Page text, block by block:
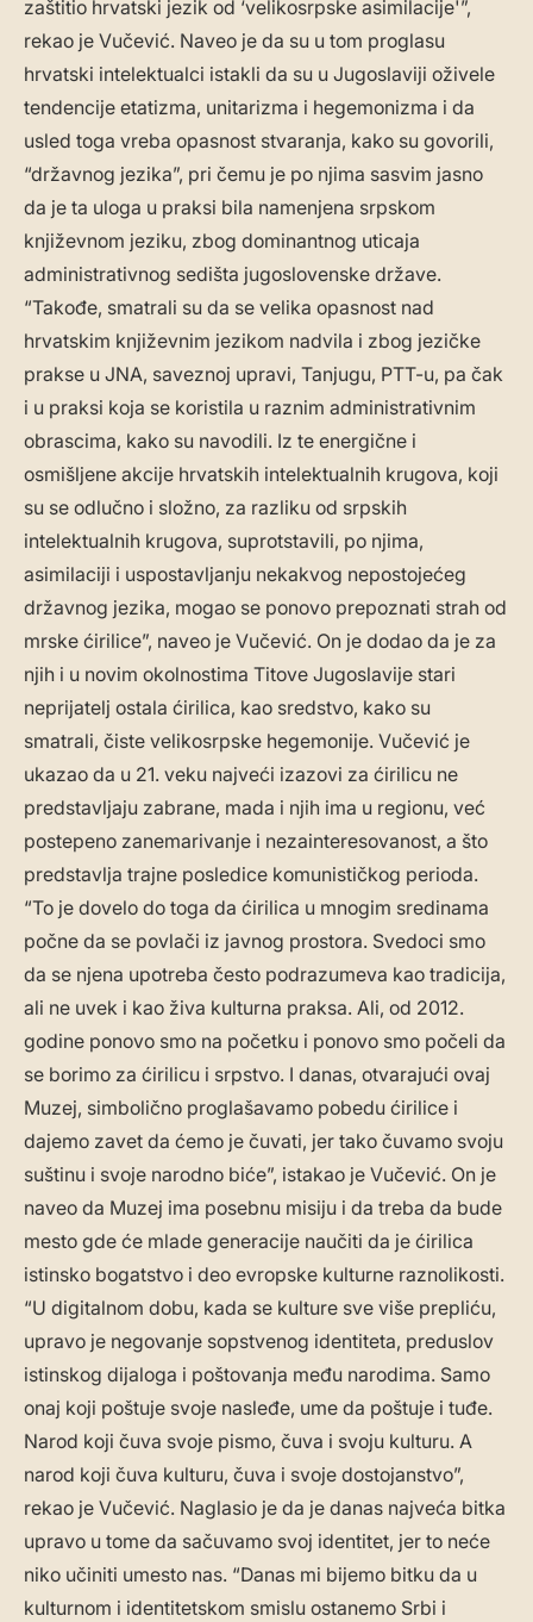
zaštitio hrvatski jezik od ‘velikosrpske asimilacije'”,
rekao je Vučević. Naveo je da su u tom proglasu
hrvatski intelektualci istakli da su u Jugoslaviji oživele
tendencije etatizma, unitarizma i hegemonizma i da
usled toga vreba opasnost stvaranja, kako su govorili,
“državnog jezika”, pri čemu je po njima sasvim jasno
da je ta uloga u praksi bila namenjena srpskom
književnom jeziku, zbog dominantnog uticaja
administrativnog sedišta jugoslovenske države.
“Takođe, smatrali su da se velika opasnost nad
hrvatskim književnim jezikom nadvila i zbog jezičke
prakse u JNA, saveznoj upravi, Tanjugu, PTT-u, pa čak
i u praksi koja se koristila u raznim administrativnim
obrascima, kako su navodili. Iz te energične i
osmišljene akcije hrvatskih intelektualnih krugova, koji
su se odlučno i složno, za razliku od srpskih
intelektualnih krugova, suprotstavili, po njima,
asimilaciji i uspostavljanju nekakvog nepostojećeg
državnog jezika, mogao se ponovo prepoznati strah od
mrske ćirilice”, naveo je Vučević. On je dodao da je za
njih i u novim okolnostima Titove Jugoslavije stari
neprijatelj ostala ćirilica, kao sredstvo, kako su
smatrali, čiste velikosrpske hegemonije. Vučević je
ukazao da u 21. veku najveći izazovi za ćirilicu ne
predstavljaju zabrane, mada i njih ima u regionu, već
postepeno zanemarivanje i nezainteresovanost, a što
predstavlja trajne posledice komunističkog perioda.
“To je dovelo do toga da ćirilica u mnogim sredinama
počne da se povlači iz javnog prostora. Svedoci smo
da se njena upotreba često podrazumeva kao tradicija,
ali ne uvek i kao živa kulturna praksa. Ali, od 2012.
godine ponovo smo na početku i ponovo smo počeli da
se borimo za ćirilicu i srpstvo. I danas, otvarajući ovaj
Muzej, simbolično proglašavamo pobedu ćirilice i
dajemo zavet da ćemo je čuvati, jer tako čuvamo svoju
suštinu i svoje narodno biće”, istakao je Vučević. On je
naveo da Muzej ima posebnu misiju i da treba da bude
mesto gde će mlade generacije naučiti da je ćirilica
istinsko bogatstvo i deo evropske kulturne raznolikosti.
“U digitalnom dobu, kada se kulture sve više prepliću,
upravo je negovanje sopstvenog identiteta, preduslov
istinskog dijaloga i poštovanja među narodima. Samo
onaj koji poštuje svoje nasleđe, ume da poštuje i tuđe.
Narod koji čuva svoje pismo, čuva i svoju kulturu. A
narod koji čuva kulturu, čuva i svoje dostojanstvo”,
rekao je Vučević. Naglasio je da je danas najveća bitka
upravo u tome da sačuvamo svoj identitet, jer to neće
niko učiniti umesto nas. “Danas mi bijemo bitku da u
kulturnom i identitetskom smislu ostanemo Srbi i